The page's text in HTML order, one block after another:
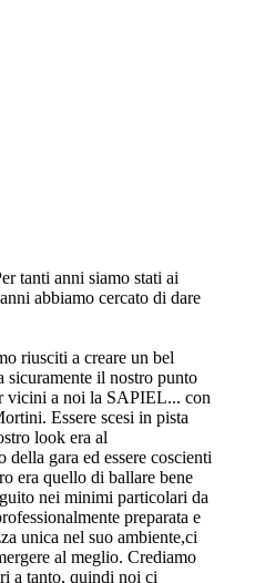
tanti anni siamo stati ai
abbiamo cercato di dare
riusciti a creare un bel
il nostro punto
vicini a noi la SAPIEL... con
Essere scesi in pista
look era al
gara ed essere coscienti
era quello di ballare bene
nei minimi particolari da
preparata e
unica nel suo ambiente,ci
al meglio. Crediamo
a tanto, quindi noi ci